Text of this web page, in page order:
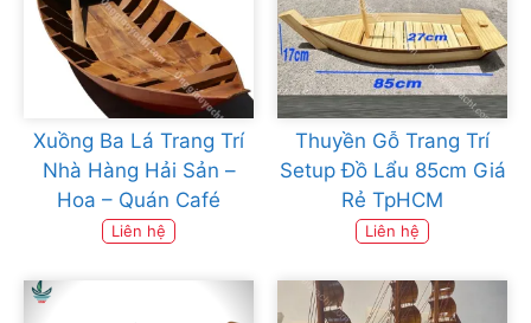
Xuồng Ba Lá Trang Trí
Nhà Hàng Hải Sản –
Hoa – Quán Café
Liên hệ
Thuyền Gỗ Trang Trí
Setup Đồ Lẩu 85cm Giá
Rẻ TpHCM
Liên hệ